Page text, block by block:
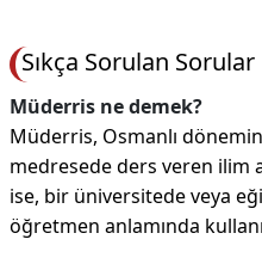
Sıkça Sorulan Sorular
Müderris ne demek?
Müderris, Osmanlı
medresede ders veren ilim
ise, bir üniversitede veya
öğretmen anlamında